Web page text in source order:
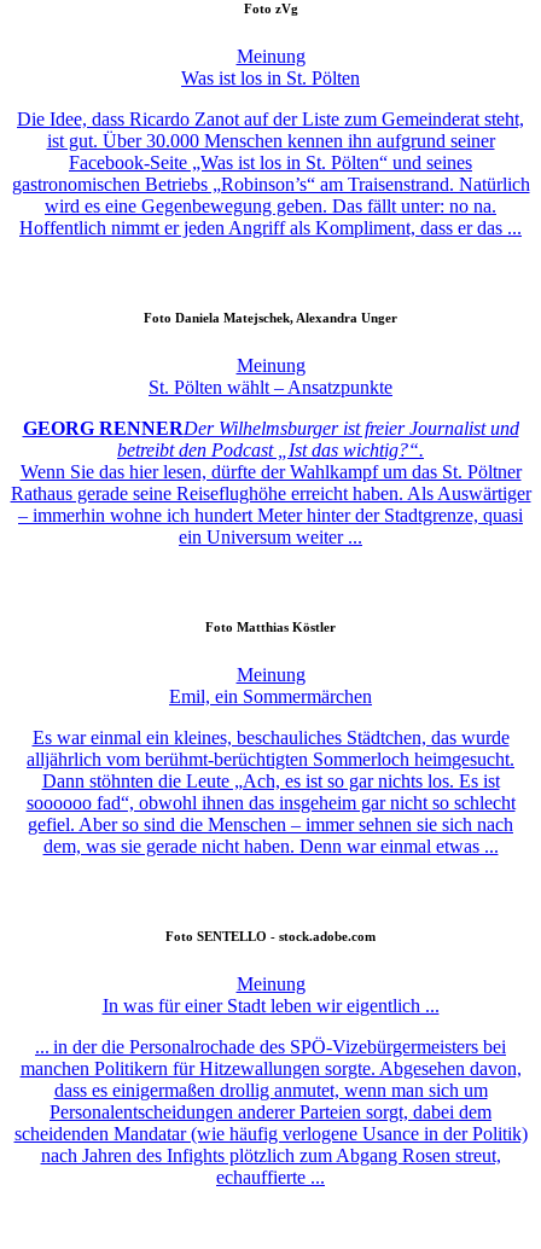
Foto zVg
Meinung
Was ist los in St. Pölten
Die Idee, dass Ricardo Zanot auf der Liste zum Gemeinderat steht,
ist gut. Über 30.000 Menschen kennen ihn aufgrund seiner
Facebook-Seite „Was ist los in St. Pölten“ und seines
gastronomischen Betriebs „Robinson’s“ am Traisenstrand. Natürlich
wird es eine Gegenbewegung geben. Das fällt unter: no na.
Hoffentlich nimmt er jeden Angriff als Kompliment, dass er das ...
Foto Daniela Matejschek, Alexandra Unger
Meinung
St. Pölten wählt – Ansatzpunkte
GEORG RENNERDer Wilhelmsburger ist freier Journalist und
betreibt den Podcast „Ist das wichtig?“.
Wenn Sie das hier lesen, dürfte der Wahlkampf um das St. Pöltner
Rathaus gerade seine Reiseflughöhe erreicht haben. Als Auswärtiger
– immerhin wohne ich hundert Meter hinter der Stadtgrenze, quasi
ein Universum weiter ...
Foto Matthias Köstler
Meinung
Emil, ein Sommermärchen
Es war einmal ein kleines, beschauliches Städtchen, das wurde
alljährlich vom berühmt-berüchtigten Sommerloch heimgesucht.
Dann stöhnten die Leute „Ach, es ist so gar nichts los. Es ist
soooooo fad“, obwohl ihnen das insgeheim gar nicht so schlecht
gefiel. Aber so sind die Menschen – immer sehnen sie sich nach
dem, was sie gerade nicht haben. Denn war einmal etwas ...
Foto SENTELLO - stock.adobe.com
Meinung
In was für einer Stadt leben wir eigentlich ...
... in der die Personalrochade des SPÖ-Vizebürgermeisters bei
manchen Politikern für Hitzewallungen sorgte. Abgesehen davon,
dass es einigermaßen drollig anmutet, wenn man sich um
Personalentscheidungen anderer Parteien sorgt, dabei dem
scheidenden Mandatar (wie häufig verlogene Usance in der Politik)
nach Jahren des Infights plötzlich zum Abgang Rosen streut,
echauffierte ...